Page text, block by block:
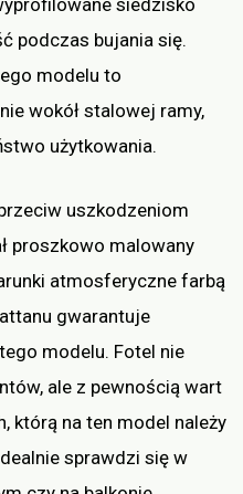
siedzisko
podczas bujania się.
modelu to
wokół stalowej ramy,
użytkowania.
uszkodzeniom
proszkowo malowany
atmosferyczne farbą
gwarantuje
modelu. Fotel nie
ale z pewnością wart
którą na ten model należy
sprawdzi się w